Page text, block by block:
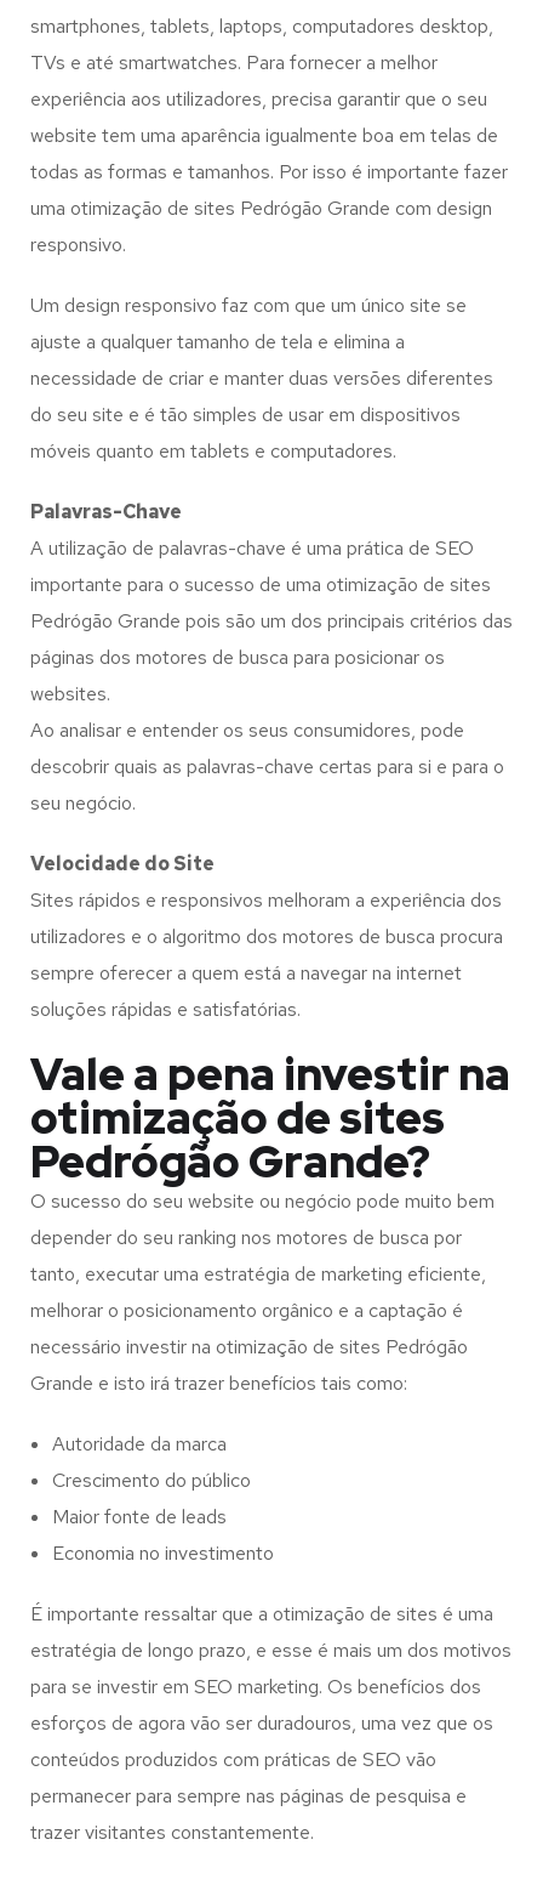
smartphones, tablets, laptops, computadores desktop,
TVs e até smartwatches. Para fornecer a melhor
experiência aos utilizadores, precisa garantir que o seu
website tem uma aparência igualmente boa em telas de
todas as formas e tamanhos. Por isso é importante fazer
uma otimização de sites Pedrógão Grande com design
responsivo.
Um design responsivo faz com que um único site se
ajuste a qualquer tamanho de tela e elimina a
necessidade de criar e manter duas versões diferentes
do seu site e é tão simples de usar em dispositivos
móveis quanto em tablets e computadores.
Palavras-Chave
A utilização de palavras-chave é uma prática de SEO
importante para o sucesso de uma otimização de sites
Pedrógão Grande pois são um dos principais critérios das
páginas dos motores de busca para posicionar os
websites.
Ao analisar e entender os seus consumidores, pode
descobrir quais as palavras-chave certas para si e para o
seu negócio.
Velocidade do Site
Sites rápidos e responsivos melhoram a experiência dos
utilizadores e o algoritmo dos motores de busca procura
sempre oferecer a quem está a navegar na internet
soluções rápidas e satisfatórias.
Vale a pena investir na
otimização de sites
Pedrógão Grande?
O sucesso do seu website ou negócio pode muito bem
depender do seu ranking nos motores de busca por
tanto, executar uma estratégia de marketing eficiente,
melhorar o posicionamento orgânico e a captação é
necessário investir na otimização de sites Pedrógão
Grande e isto irá trazer benefícios tais como:
Autoridade da marca
Crescimento do público
Maior fonte de leads
Economia no investimento
É importante ressaltar que a otimização de sites é uma
estratégia de longo prazo, e esse é mais um dos motivos
para se investir em SEO marketing. Os benefícios dos
esforços de agora vão ser duradouros, uma vez que os
conteúdos produzidos com práticas de SEO vão
permanecer para sempre nas páginas de pesquisa e
trazer visitantes constantemente.